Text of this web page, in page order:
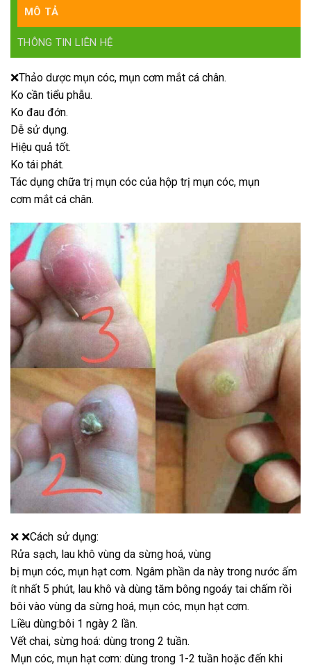
MÔ TẢ
THÔNG TIN LIÊN HỆ
❌Thảo dược mụn cóc, mụn cơm mắt cá chân.
Ko cần tiểu phẫu.
Ko đau đớn.
Dễ sử dụng.
Hiệu quả tốt.
Ko tái phát.
Tác dụng chữa trị mụn cóc của hộp trị mụn cóc, mụn
cơm mắt cá chân.
❌ ❌Cách sử dụng:
Rửa sạch, lau khô vùng da sừng hoá, vùng
bị mụn cóc, mụn hạt cơm. Ngâm phần da này trong nước ấm
ít nhất 5 phút, lau khô và dùng tăm bông ngoáy tai chấm rồi
bôi vào vùng da sừng hoá, mụn cóc, mụn hạt cơm.
Liều dùng:bôi 1 ngày 2 lần.
Vết chai, sừng hoá: dùng trong 2 tuần.
Mụn cóc, mụn hạt cơm: dùng trong 1-2 tuần hoặc đến khi